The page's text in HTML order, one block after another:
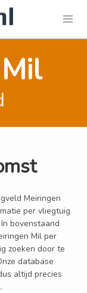
Meiringen
per vliegtuig
bovenstaand
Mil per
zoeken door te
database
altijd precies